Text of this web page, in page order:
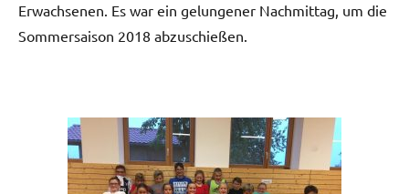
Erwachsenen. Es war ein gelungener Nachmittag, um die
Sommersaison 2018 abzuschießen.